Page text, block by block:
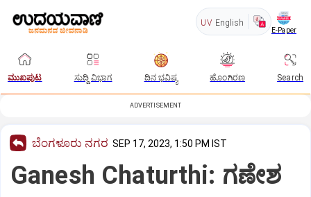
UV English
E-Paper
ಮುಖಪುಟ ಸುದ್ದಿ ವಿಭಾಗ ದಿನ ಭವಿಷ್ಯ ಹೊಂಗಿರಣ Search
ADVERTISEMENT
ಬೆಂಗಳೂರು ನಗರ SEP 17, 2023, 1:50 PM IST
Ganesh Chaturthi: ಗಣೇಶ